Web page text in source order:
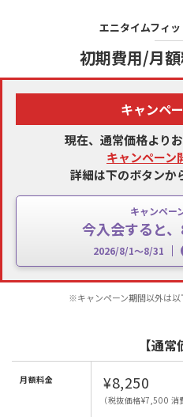
エニタイムフィ
初期費用/月
キャンペ
現在、通常価格より
キャンペーン
詳細は下のボタンか
キャンペー
今入会すると
2026/8/1～8/31
※キャンペーン期間以外は
【通常
月額料金 ¥8,250
（税抜価格¥7,500 消